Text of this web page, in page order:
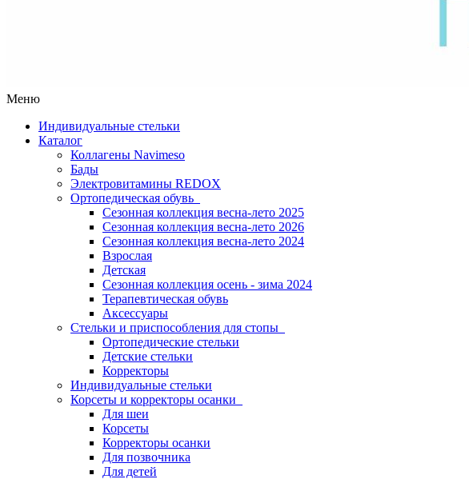
Меню
Индивидуальные стельки
Каталог
Коллагены Navimeso
Бады
Электровитамины REDOX
Ортопедическая обувь
Сезонная коллекция весна-лето 2025
Сезонная коллекция весна-лето 2026
Сезонная коллекция весна-лето 2024
Взрослая
Детская
Сезонная коллекция осень - зима 2024
Терапевтическая обувь
Аксессуары
Стельки и приспособления для стопы
Ортопедические стельки
Детские стельки
Корректоры
Индивидуальные стельки
Корсеты и корректоры осанки
Для шеи
Корсеты
Корректоры осанки
Для позвочника
Для детей